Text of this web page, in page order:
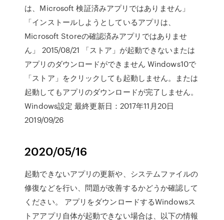
は、Microsoft 検証済みアプリではありません」
「インストールしようとしているアプリは、
Microsoft Storeの確認済みアプリではありませ
ん」 2015/08/21 「ストア」が起動できないまたは
アプリのダウンロードができません Windows10で
「ストア」をクリックしても起動しません。または
起動してもアプリのダウンロードが完了しません。
Windows設定 最終更新日：2017年11月20日
2019/09/26
2020/05/16
起動できないアプリの更新や、システムファイルの
修復などを行い、問題が改善するかどうか確認して
ください。 アプリをダウンロードするWindowsス
トアアプリ自体が起動できない場合は、以下の情報